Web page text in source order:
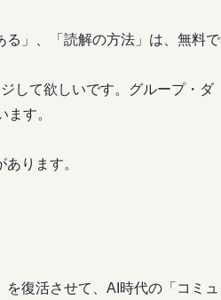
」、「読解の方法」は、無料で
して欲しいです。グループ・ダ
す。
ります。
復活させて、AI時代の「コミュ